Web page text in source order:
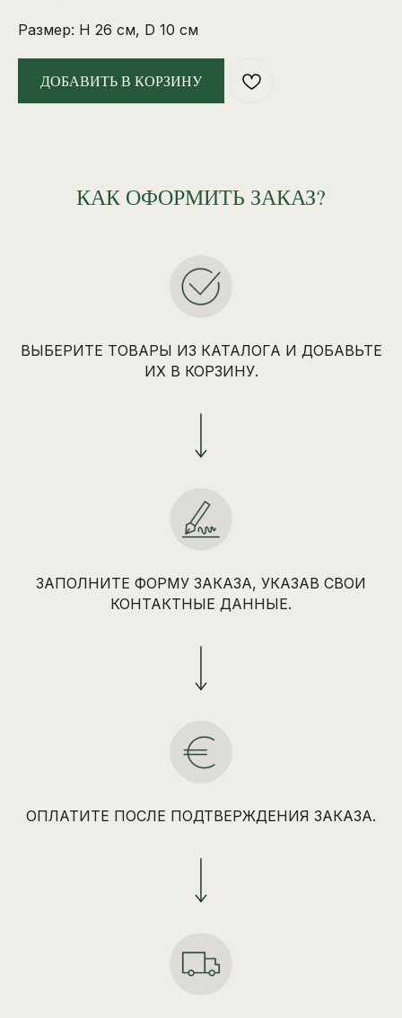
Размер: H 26 см, D 10 см
ДОБАВИТЬ В КОРЗИНУ
КАК ОФОРМИТЬ ЗАКАЗ?
ВЫБЕРИТЕ ТОВАРЫ ИЗ КАТАЛОГА И ДОБАВЬТЕ
ИХ В КОРЗИНУ.
ЗАПОЛНИТЕ ФОРМУ ЗАКАЗА, УКАЗАВ СВОИ
КОНТАКТНЫЕ ДАННЫЕ.
ОПЛАТИТЕ ПОСЛЕ ПОДТВЕРЖДЕНИЯ ЗАКАЗА.